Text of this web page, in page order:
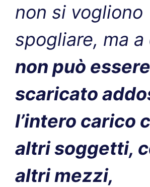
non si vogliono
spogliare, ma a
non può essere
scaricato
l’intero carico
altri soggetti,
altri mezzi,